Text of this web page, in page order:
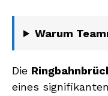
Warum
Die
eines